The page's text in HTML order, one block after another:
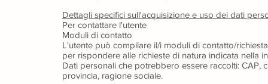
Dettagli specifici sull'acquisizione e uso dei dati
Per contattare l'utente
Moduli di contatto
L'utente può compilare il/i moduli di contatto/
per rispondere alle richieste di natura indicata nella
Dati personali che potrebbero essere raccolti: CAP,
provincia, ragione sociale.